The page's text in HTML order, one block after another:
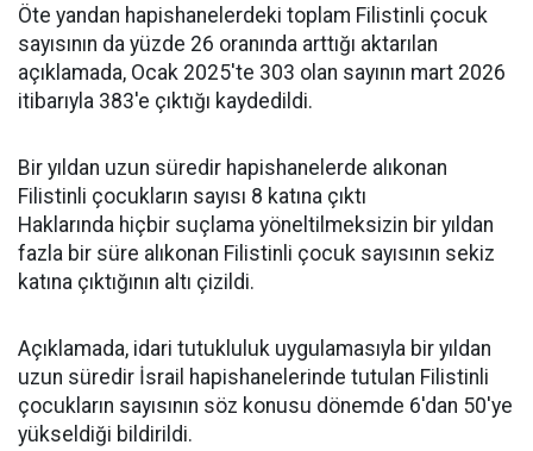
Öte yandan hapishanelerdeki toplam Filistinli çocuk
sayısının da yüzde 26 oranında arttığı aktarılan
açıklamada, Ocak 2025'te 303 olan sayının mart 2026
itibarıyla 383'e çıktığı kaydedildi.
Bir yıldan uzun süredir hapishanelerde alıkonan
Filistinli çocukların sayısı 8 katına çıktı
Haklarında hiçbir suçlama yöneltilmeksizin bir yıldan
fazla bir süre alıkonan Filistinli çocuk sayısının sekiz
katına çıktığının altı çizildi.
Açıklamada, idari tutukluluk uygulamasıyla bir yıldan
uzun süredir İsrail hapishanelerinde tutulan Filistinli
çocukların sayısının söz konusu dönemde 6'dan 50'ye
yükseldiği bildirildi.